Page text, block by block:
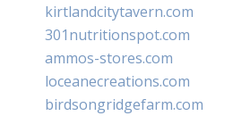
kirtlandcitytavern.com
301nutritionspot.com
ammos-stores.com
loceanecreations.com
birdsongridgefarm.com